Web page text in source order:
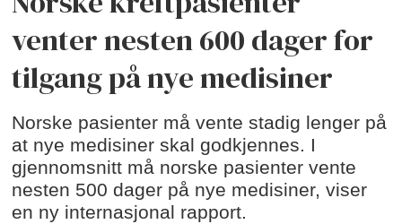
venter nesten 600 dager for
tilgang på nye medisiner
Norske pasienter må vente stadig lenger på
at nye medisiner skal godkjennes. I
gjennomsnitt må norske pasienter vente
nesten 500 dager på nye medisiner, viser
en ny internasjonal rapport.